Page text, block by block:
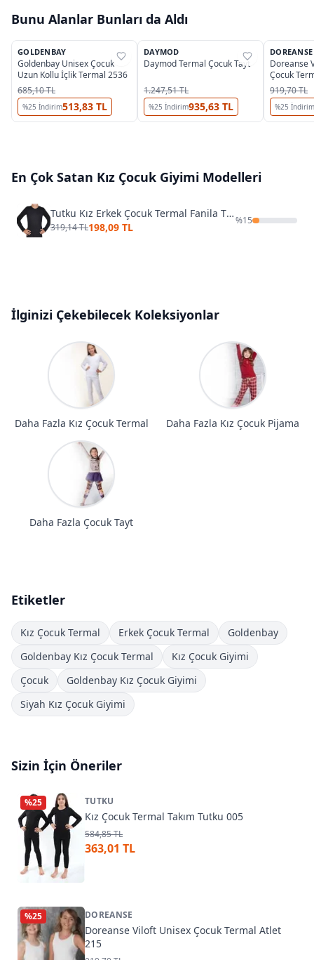
Bunu Alanlar Bunları da Aldı
%37
GOLDENBAY
Goldenbay Unisex Çocuk
Uzun Kollu İçlik Termal 2536
685,10 TL
%25 İndirim513,83 TL
%30
DAYMOD
Daymod Termal Çocuk Tayt
1.247,51 TL
%25 İndirim935,63 TL
%25
DOREANSE
Doreanse
Çocuk
919,70 TL
%25 İndirim
En Çok Satan Kız Çocuk Giyimi Modelleri
Tutku Kız Erkek Çocuk Termal Fanila TEC0136
319,14 TL198,09 TL
%15
İlginizi Çekebilecek Koleksiyonlar
Daha Fazla Kız Çocuk Termal Daha Fazla Kız Çocuk Pijama
Daha Fazla Çocuk Tayt
Etiketler
Kız Çocuk Termal Erkek Çocuk Termal
Goldenbay
Goldenbay Kız Çocuk Termal
Kız Çocuk Giyimi
Çocuk
Goldenbay Kız Çocuk Giyimi
Siyah Kız Çocuk Giyimi
Sizin İçin Öneriler
%25 TUTKU
Kız Çocuk Termal Takım Tutku 005
584,85 TL
363,01 TL
%25 DOREANSE
Doreanse Viloft Unisex Çocuk Termal Atlet
215